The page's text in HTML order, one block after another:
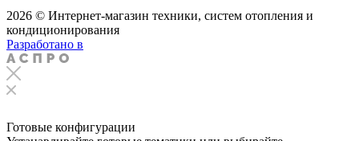
2026 © Интернет-магазин техники, систем отопления и
кондиционирования
Разработано в
Готовые конфигурации